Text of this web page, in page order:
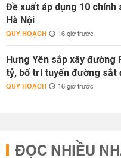
Đề xuất áp dụng 10
Hà Nội
QUY HOẠCH 16 giờ trước
Hưng Yên sắp xây đường
tỷ, bố trí tuyến đường sắt
QUY HOẠCH 16 giờ trước
ĐỌC NHIỀU